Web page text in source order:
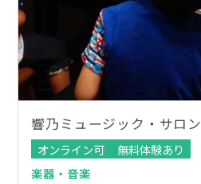
響乃ミュージック・サロン
オンライン可
無料体験あり
楽器・音楽